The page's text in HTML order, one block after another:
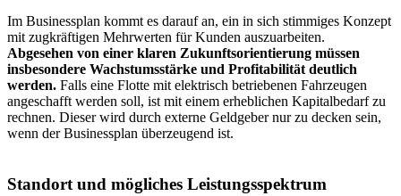
Im Businessplan kommt es darauf an, ein in sich stimmiges Konzept
mit zugkräftigen Mehrwerten für Kunden auszuarbeiten.
Abgesehen von einer klaren Zukunftsorientierung müssen
insbesondere Wachstumsstärke und Profitabilität deutlich
werden. Falls eine Flotte mit elektrisch betriebenen Fahrzeugen
angeschafft werden soll, ist mit einem erheblichen Kapitalbedarf zu
rechnen. Dieser wird durch externe Geldgeber nur zu decken sein,
wenn der Businessplan überzeugend ist.
Standort und mögliches Leistungsspektrum